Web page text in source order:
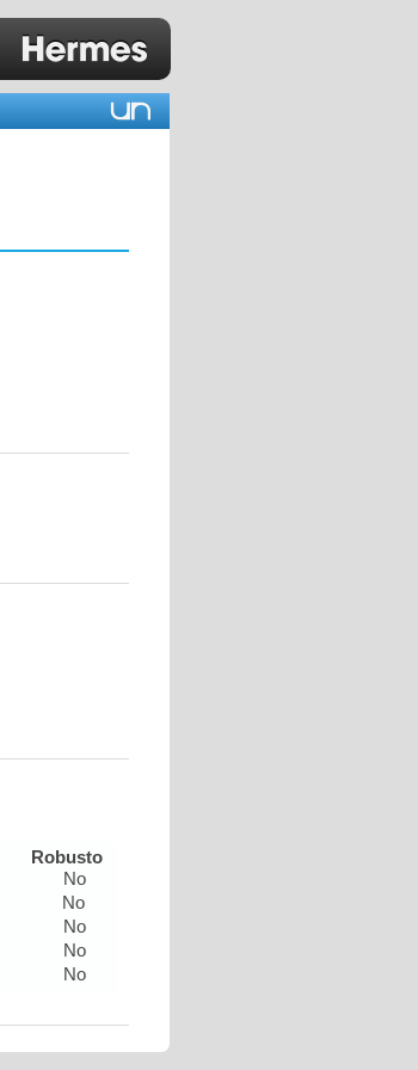
Robusto
No
No
No
No
No